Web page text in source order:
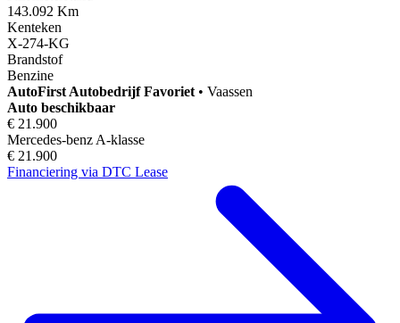
143.092 Km
Kenteken
X-274-KG
Brandstof
Benzine
AutoFirst Autobedrijf Favoriet • Vaassen
Auto beschikbaar
€ 21.900
Mercedes-benz A-klasse
€ 21.900
Financiering via DTC Lease